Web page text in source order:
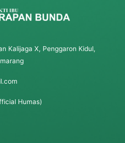
Kalijaga X, Penggaron Kidul,
Humas)